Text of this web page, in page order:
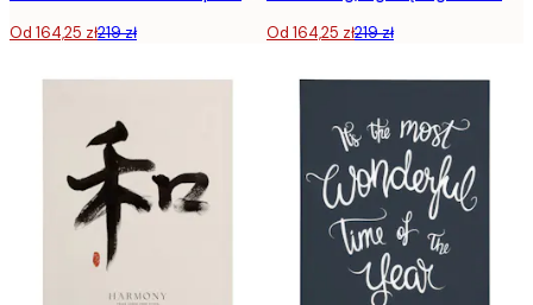
Od 164,25 zł219 zł Od 164,25 zł219 zł